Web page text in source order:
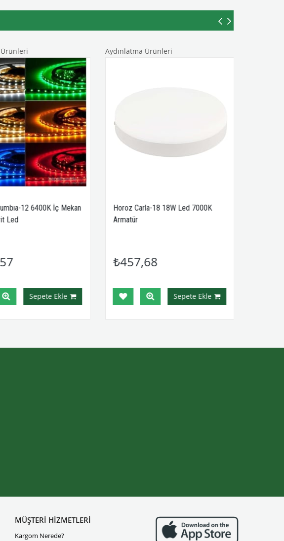
12 6400K İç Mekan
Led
Sepete Ekle
Aydınlatma Ürünleri
Horoz Carla-18 18W Led 7000K
Armatür
₺457,68
Sepete Ekle
MÜŞTERİ HİZMETLERİ
Kargom Nerede?